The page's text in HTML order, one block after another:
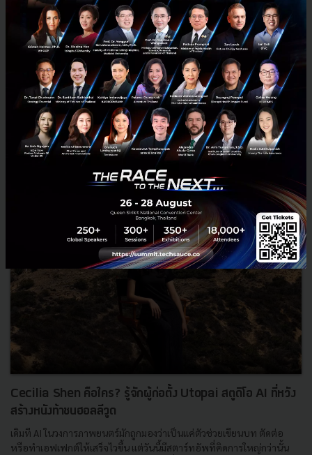
IMAX ต่างจากโรงหนังปกติอย่างไร? เจาะเทคโนโลยีทั้งระบบ
ตั้งแต่ฟิล์มเฟรมยักษ์ถึงเสียง 12 แชนแนล
เจาะเทคโนโลยี IMAX ทั้งระบบว่าต่างจากโรงหนังปกติอย่างไร ตั้งแต่ฟิล์ม
15/70 ที่ใหญ่กว่า 10 เท่า เครื่องฉายเลเซอร์ 4K คู่ จอสูงเท่าตึก 8 ชั้น เสียง
12 แชนแนล ถึงการรีมาสเตอร์ DMR ที่...
กรกฎาคม 16, 2026| By
Techsauce Team
Based On MAX DMR Movie Theater IMAX with Laser
Cecilia Shen คือใคร? รู้จักผู้ก่อตั้ง Utopai สตูดิโอ AI ที่หวัง
สร้างหนังท้าชนฮอลลีวูด
เดิมที AI ในวงการภาพยนตร์มักถูกมองว่าเป็นแค่ตัวช่วยเขียนบท ตัดต่อ
หรือทำเอฟเฟกต์ให้เสร็จไวขึ้น แต่วันนี้มีสตาร์ทอัพที่คิดการใหญ่กว่านั้น